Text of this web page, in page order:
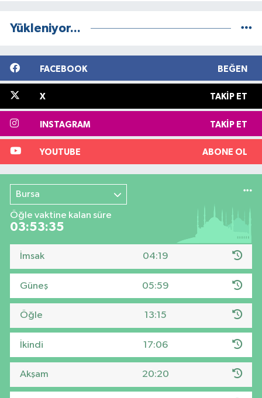
Yükleniyor...
FACEBOOK BEĞEN
X TAKIP ET
INSTAGRAM TAKIP ET
YOUTUBE ABONE OL
Bursa
Öğle vaktine kalan süre
03:53:34
İmsak 04:19
Güneş 05:59
Öğle 13:15
İkindi 17:06
Akşam 20:20